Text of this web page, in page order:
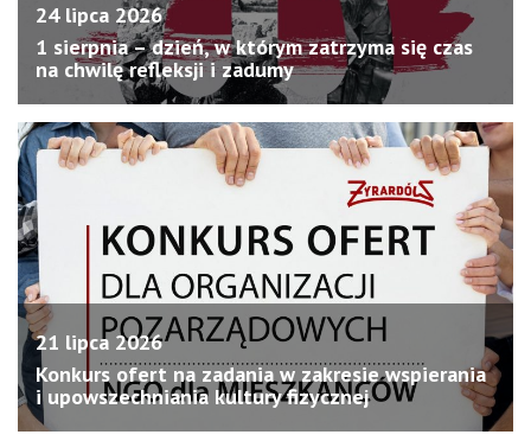
24 lipca 2026
1 sierpnia – dzień, w którym zatrzyma się czas
na chwilę refleksji i zadumy
21 lipca 2026
Konkurs ofert na zadania w zakresie wspierania
i upowszechniania kultury fizycznej